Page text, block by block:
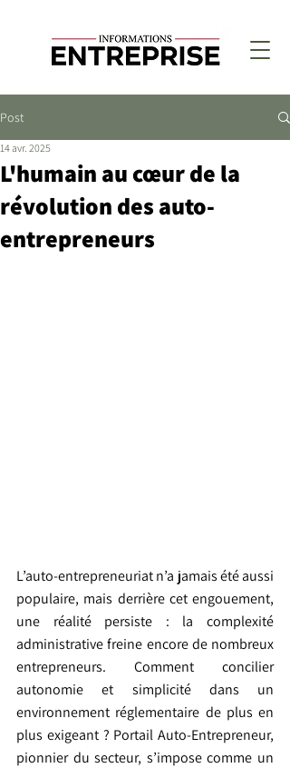
Post
L'humain au cœur de la
révolution des auto-
entrepreneurs
14 avr. 2025
L’auto-entrepreneuriat n’a jamais été aussi
populaire, mais derrière cet engouement,
une réalité persiste : la complexité
administrative freine encore de nombreux
entrepreneurs. Comment concilier
autonomie et simplicité dans un
environnement réglementaire de plus en
plus exigeant ? Portail Auto-Entrepreneur,
pionnier du secteur, s’impose comme un